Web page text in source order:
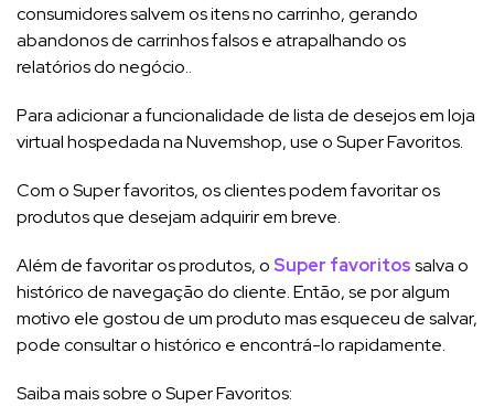
consumidores salvem os itens no carrinho, gerando
abandonos de carrinhos falsos e atrapalhando os
relatórios do negócio..
Para adicionar a funcionalidade de lista de desejos em loja
virtual hospedada na Nuvemshop, use o Super Favoritos.
Com o Super favoritos, os clientes podem favoritar os
produtos que desejam adquirir em breve.
Além de favoritar os produtos, oSuper favoritossalva o
histórico de navegação do cliente. Então, se por algum
motivo ele gostou de um produto mas esqueceu de salvar,
pode consultar o histórico e encontrá-lo rapidamente.
Saiba mais sobre o Super Favoritos: